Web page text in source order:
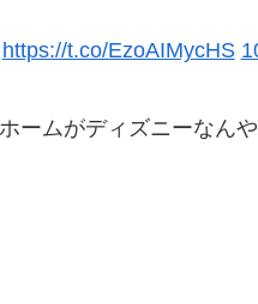
https://t.co/EzoAIMycHS
ームがディズニーなん